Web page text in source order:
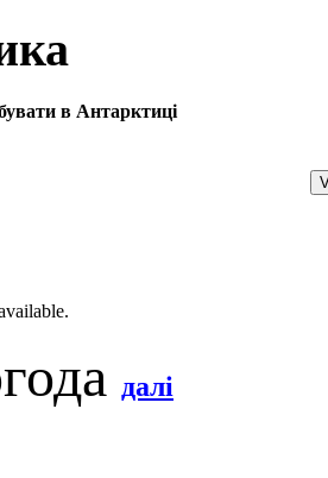
в Антарктиці
далі